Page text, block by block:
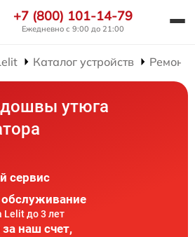
+7 (800) 101-14-79
Ежедневно с 9:00 до 21:00
Каталог устройств Ремонт
утюга
сервис
обслуживание
Lelit до 3 лет
наш счет,